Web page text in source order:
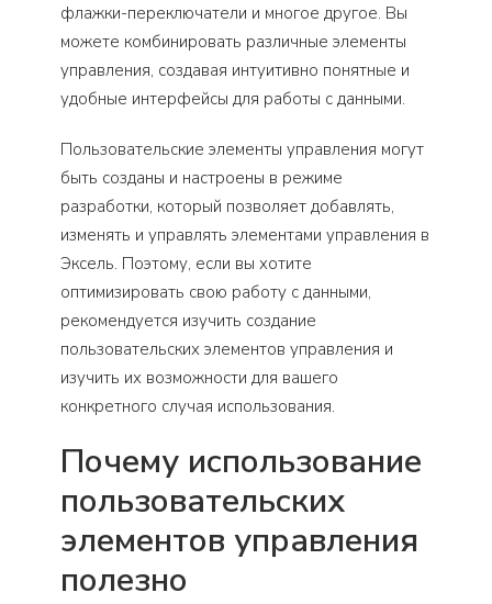
флажки-переключатели и многое другое. Вы
можете комбинировать различные элементы
управления, создавая интуитивно понятные и
удобные интерфейсы для работы с данными.
Пользовательские элементы управления могут
быть созданы и настроены в режиме
разработки, который позволяет добавлять,
изменять и управлять элементами управления в
Эксель. Поэтому, если вы хотите
оптимизировать свою работу с данными,
рекомендуется изучить создание
пользовательских элементов управления и
изучить их возможности для вашего
конкретного случая использования.
Почему использование
пользовательских
элементов управления
полезно